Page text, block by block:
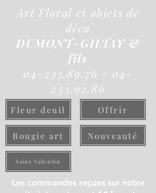
Art Floral et objets de
déco
DUMONT-GILTAY &
fils
04-233.89.76 - 04-
233.92.86
Fleur deuil Offrir
Bougie art Nouveauté
Saint Valentin
Les commandes reçues sur notre